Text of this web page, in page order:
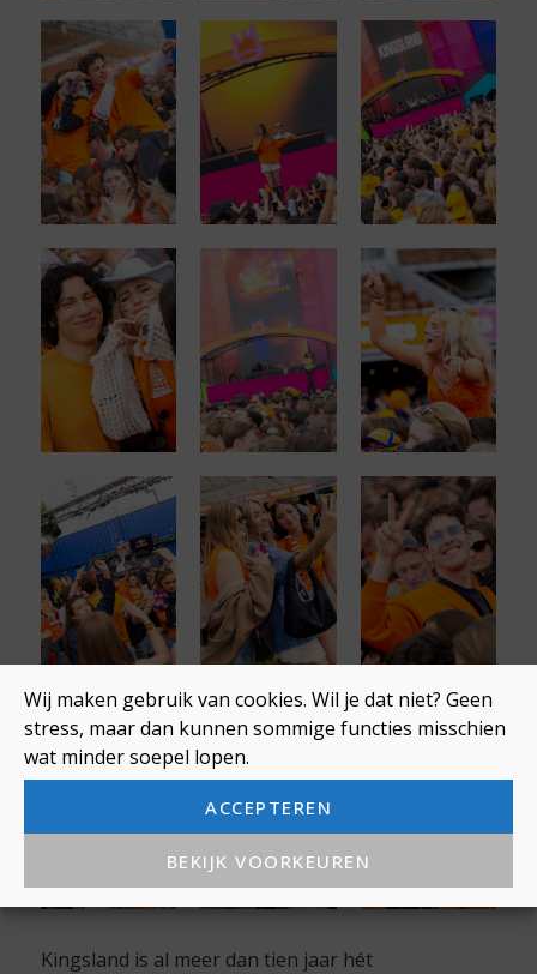
Wij maken gebruik van cookies. Wil je dat niet? Geen
stress, maar dan kunnen sommige functies misschien
wat minder soepel lopen.
ACCEPTEREN
BEKIJK VOORKEUREN
Kingsland is al meer dan tien jaar hét